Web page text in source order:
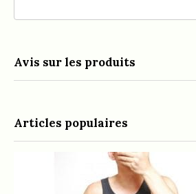
Avis sur les produits
Articles populaires